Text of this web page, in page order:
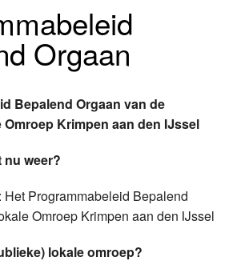
Orgaan
Bepalend Orgaan van de
Krimpen aan den IJssel
nu weer?
Het Programmabeleid Bepalend
Omroep Krimpen aan den IJssel
lokale omroep?